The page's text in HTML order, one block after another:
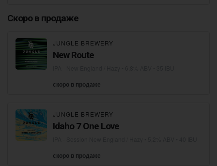
Скоро в продаже
JUNGLE BREWERY
New Route
скоро в продаже
JUNGLE BREWERY
Idaho 7 One Love
скоро в продаже